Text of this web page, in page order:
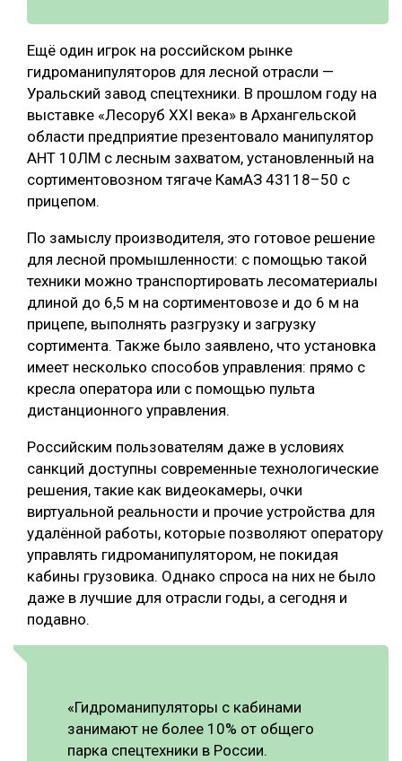
Ещё один игрок на российском рынке
гидроманипуляторов для лесной отрасли —
Уральский завод спецтехники. В прошлом году на
выставке «Лесоруб XXI века» в Архангельской
области предприятие презентовало манипулятор
АНТ 10ЛМ с лесным захватом, установленный на
сортиментовозном тягаче КамАЗ 43118–50 с
прицепом.
По замыслу производителя, это готовое решение
для лесной промышленности: с помощью такой
техники можно транспортировать лесоматериалы
длиной до 6,5 м на сортиментовозе и до 6 м на
прицепе, выполнять разгрузку и загрузку
сортимента. Также было заявлено, что установка
имеет несколько способов управления: прямо с
кресла оператора или с помощью пульта
дистанционного управления.
Российским пользователям даже в условиях
санкций доступны современные технологические
решения, такие как видеокамеры, очки
виртуальной реальности и прочие устройства для
удалённой работы, которые позволяют оператору
управлять гидроманипулятором, не покидая
кабины грузовика. Однако спроса на них не было
даже в лучшие для отрасли годы, а сегодня и
подавно.
«Гидроманипуляторы с кабинами
занимают не более 10% от общего
парка спецтехники в России.